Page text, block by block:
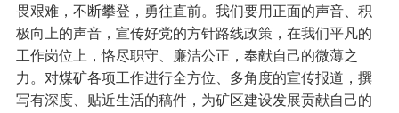
畏艰难，不断攀登，勇往直前。我们要用正面的声音、积
极向上的声音，宣传好党的方针路线政策，在我们平凡的
工作岗位上，恪尽职守、廉洁公正，奉献自己的微薄之
力。对煤矿各项工作进行全方位、多角度的宣传报道，撰
写有深度、贴近生活的稿件，为矿区建设发展贡献自己的